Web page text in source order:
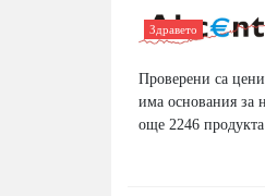
Здравето
Проверени са
има основания за
още 2246 продукта